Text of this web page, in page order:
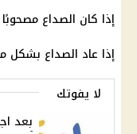
إذا كان الصداع
إذا عاد الصداع بشكل
لا يفوتك
بعد